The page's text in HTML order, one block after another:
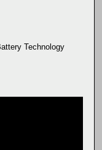
Technology